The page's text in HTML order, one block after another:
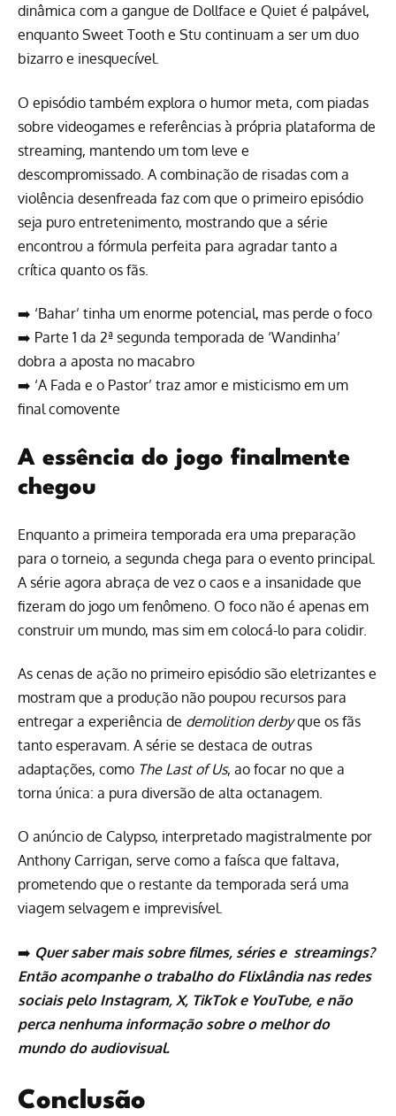
dinâmica com a gangue de Dollface e Quiet é palpável,
enquanto Sweet Tooth e Stu continuam a ser um duo
bizarro e inesquecível.
O episódio também explora o humor meta, com piadas
sobre videogames e referências à própria plataforma de
streaming, mantendo um tom leve e
descompromissado. A combinação de risadas com a
violência desenfreada faz com que o primeiro episódio
seja puro entretenimento, mostrando que a série
encontrou a fórmula perfeita para agradar tanto a
crítica quanto os fãs.
➡️ ‘Bahar’ tinha um enorme potencial, mas perde o foco
➡️ Parte 1 da 2ª segunda temporada de ‘Wandinha’
dobra a aposta no macabro
➡️ ‘A Fada e o Pastor’ traz amor e misticismo em um
final comovente
A essência do jogo finalmente
chegou
Enquanto a primeira temporada era uma preparação
para o torneio, a segunda chega para o evento principal.
A série agora abraça de vez o caos e a insanidade que
fizeram do jogo um fenômeno. O foco não é apenas em
construir um mundo, mas sim em colocá-lo para colidir.
As cenas de ação no primeiro episódio são eletrizantes e
mostram que a produção não poupou recursos para
entregar a experiência de demolition derbyque os fãs
tanto esperavam. A série se destaca de outras
adaptações, como The Last of Us, ao focar no que a
torna única: a pura diversão de alta octanagem.
O anúncio de Calypso, interpretado magistralmente por
Anthony Carrigan, serve como a faísca que faltava,
prometendo que o restante da temporada será uma
viagem selvagem e imprevisível.
➡️ Quer saber mais sobre filmes, séries e streamings?
Então acompanhe o trabalho do Flixlândia nas redes
sociais pelo Instagram, X, TikToke YouTube, e não
perca nenhuma informação sobre o melhor do
mundo do audiovisual.
Conclusão